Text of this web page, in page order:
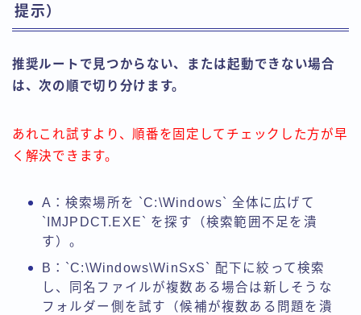
提示）
推奨ルートで見つからない、または起動できない場合
は、次の順で切り分けます。
あれこれ試すより、順番を固定してチェックした方が早
く解決できます。
A：検索場所を `C:\Windows` 全体に広げて
`IMJPDCT.EXE` を探す（検索範囲不足を潰
す）。
B：`C:\Windows\WinSxS` 配下に絞って検索
し、同名ファイルが複数ある場合は新しそうな
フォルダー側を試す（候補が複数ある問題を潰